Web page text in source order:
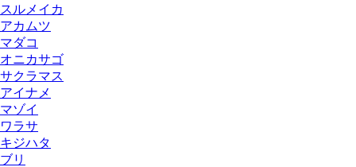
スルメイカ
アカムツ
マダコ
オニカサゴ
サクラマス
アイナメ
マゾイ
ワラサ
キジハタ
ブリ